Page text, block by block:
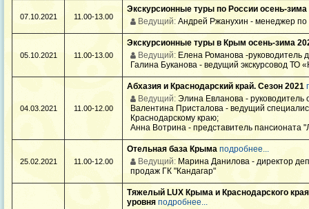
07.10.2021 11.00-13.00
Экскурсионные туры по России осень-
Ведущий: Андрей Ржанухин - менеджер по
05.10.2021 11.00-13.00
Экскурсионные туры в Крым осень-зима
Ведущий: Елена Романова -руководитель
Галина Буканова - ведущий экскурсовод ТО
04.03.2021 11.00-12.00
Абхазия и Краснодарский край. Сезон 2021
Ведущий: Элина Евланова - руководитель
Валентина Присталова - ведущий
Краснодарскому краю;
Анна Вотрина - представитель пансионата
25.02.2021 11.00-12.00
Отельная база Крыма подробнее...
Ведущий: Марина Данилова - директор
продаж ГК "Кандагар"
Тяжелый LUX Крыма и Краснодарского
уровня подробнее...